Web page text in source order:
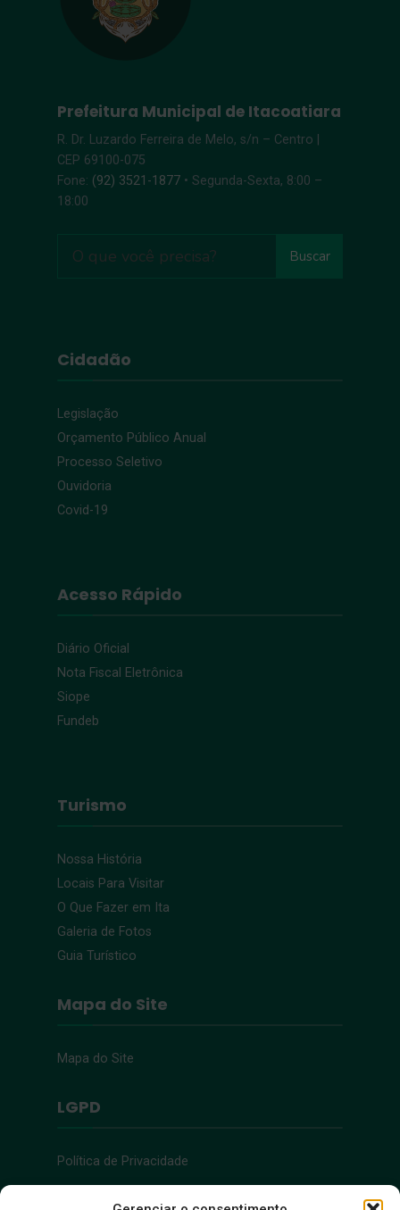
Prefeitura Municipal de Itacoatiara
R. Dr. Luzardo Ferreira de Melo, s/n – Centro |
CEP 69100-075
Fone: (92) 3521-1877 • Segunda-Sexta, 8:00 –
18:00
Buscar
Cidadão
Legislação
Orçamento Público Anual
Processo Seletivo
Ouvidoria
Covid-19
Acesso Rápido
Diário Oficial
Nota Fiscal Eletrônica
Siope
Fundeb
Turismo
Nossa História
Locais Para Visitar
O Que Fazer em Ita
Galeria de Fotos
Guia Turístico
Mapa do Site
Mapa do Site
LGPD
Política de Privacidade